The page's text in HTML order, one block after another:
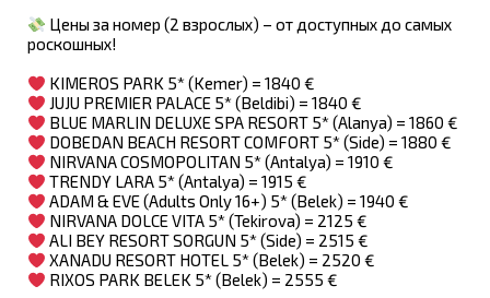
Цены за номер (2 взрослых) – от доступных до самых
роскошных!
KIMEROS PARK 5* (Kemer) = 1840 €
JUJU PREMIER PALACE 5* (Beldibi) = 1840 €
BLUE MARLIN DELUXE SPA RESORT 5* (Alanya) = 1860 €
DOBEDAN BEACH RESORT COMFORT 5* (Side) = 1880 €
NIRVANA COSMOPOLITAN 5* (Antalya) = 1910 €
TRENDY LARA 5* (Antalya) = 1915 €
ADAM & EVE (Adults Only 16+) 5* (Belek) = 1940 €
NIRVANA DOLCE VITA 5* (Tekirova) = 2125 €
ALI BEY RESORT SORGUN 5* (Side) = 2515 €
XANADU RESORT HOTEL 5* (Belek) = 2520 €
RIXOS PARK BELEK 5* (Belek) = 2555 €